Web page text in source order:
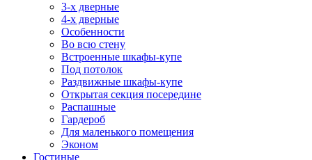
3-х дверные
4-х дверные
Особенности
Во всю стену
Встроенные шкафы-купе
Под потолок
Раздвижные шкафы-купе
Открытая секция посередине
Распашные
Гардероб
Для маленького помещения
Эконом
Гостиные